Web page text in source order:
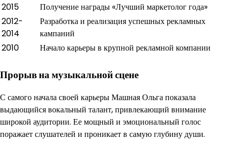
2015
Получение награды «Лучший маркетолог года»
2012-
2014
Разработка и реализация успешных рекламных
кампаний
2010
Начало карьеры в крупной рекламной компании
Прорыв на музыкальной сцене
С самого начала своей карьеры Машная Ольга показала
выдающийся вокальный талант, привлекающий внимание
широкой аудитории. Ее мощный и эмоциональный голос
поражает слушателей и проникает в самую глубину души.